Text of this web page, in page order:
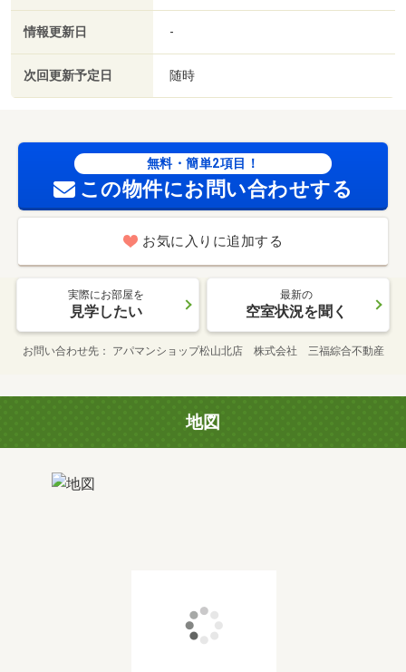
情報更新日 -
次回更新予定日 随時
無料・簡単2項目！
この物件にお問い合わせする
お気に入りに追加する
実際にお部屋を
見学したい
最新の
空室状況を聞く
お問い合わせ先 アパマンショップ松山北店 株式会社 三福綜合不動産
地図